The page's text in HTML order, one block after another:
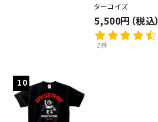
ターコイズ
5,500円（税込）
2件
10